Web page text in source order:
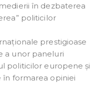
în dezbaterea
politicilor
prestigioase
a unor paneluri
politicilor europene și
în formarea opiniei